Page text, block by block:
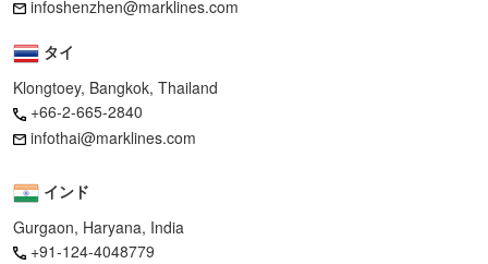
infoshenzhen@marklines.com
タイ
Klongtoey, Bangkok, Thailand
+66-2-665-2840
infothai@marklines.com
インド
Gurgaon, Haryana, India
+91-124-4048779